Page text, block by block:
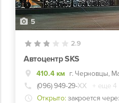
5
2.9
Автоцентр SKS
410.4 км г. Черновцы,
(096) 949-29-ХХ
+ еще 4
Открыто: закроется